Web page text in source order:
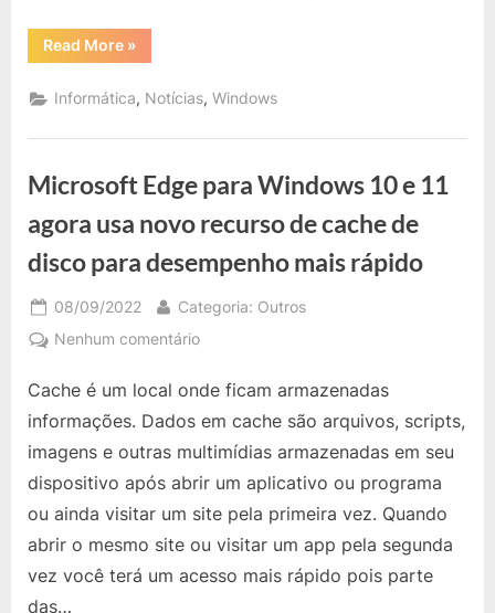
Read More“Windows
11
Pronto
para
Usado
Dobráveis?”
»
Informática, Notícias,Windows
Microsoft Edge para Windows 10 e 11
agora usa novo recurso de cache de
disco para desempenho mais rápido
Posted
on
08/09/2022 By
Categoria: Outros
Nenhum comentárioem
Edge
para
e
11
agora
Cache é um local onde ficam armazenadas
informações. Dados em cache são arquivos, scripts,
imagens e outras multimídias armazenadas em seu
dispositivo após abrir um aplicativo ou programa
ou ainda visitar um site pela primeira vez. Quando
abrir o mesmo site ou visitar um app pela segunda
vez você terá um acesso mais rápido pois parte
das…